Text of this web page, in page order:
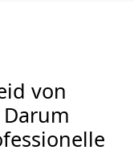
von